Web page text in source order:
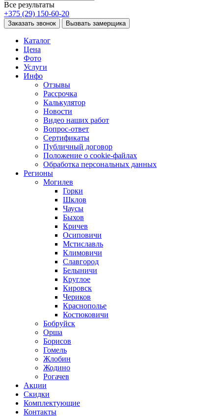
Все результаты
+375 (29) 150-60-20
Заказать звонок Вызвать замерщика
Каталог
Цена
Фото
Услуги
Инфо
Отзывы
Рассрочка
Калькулятор
Новости
Видео наших работ
Вопрос-ответ
Сертификаты
Публичный договор
Положение о cookie-файлах
Обработка персональных данных
Регионы
Могилев
Горки
Шклов
Чаусы
Быхов
Кричев
Осиповичи
Мстиславль
Климовичи
Славгород
Белыничи
Круглое
Кировск
Чериков
Краснополье
Костюковичи
Бобруйск
Орша
Борисов
Гомель
Жлобин
Жодино
Рогачев
Акции
Скидки
Комплектующие
Контакты